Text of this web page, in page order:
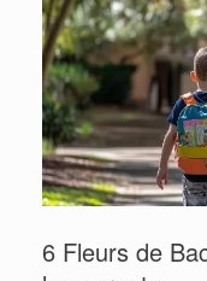
6 Fleurs de